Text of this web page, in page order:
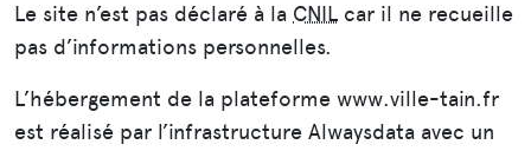
Le site n’est pas déclaré à la CNIL car il ne recueille
pas d’informations personnelles.
L’hébergement de la plateforme www.ville-tain.fr
est réalisé par l’infrastructure Alwaysdata avec un